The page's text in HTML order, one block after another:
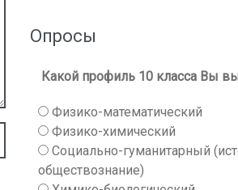
Опросы
Какой профиль 10 класса Вы
Физико-математический
Физико-химический
Социально-гуманитарный
обществознание)